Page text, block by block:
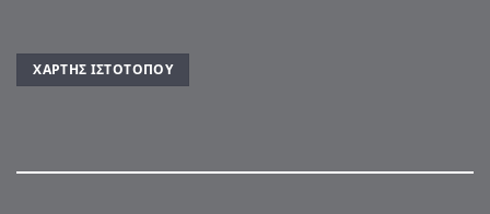
ΧΆΡΤΗΣ ΙΣΤΌΤΟΠΟΥ